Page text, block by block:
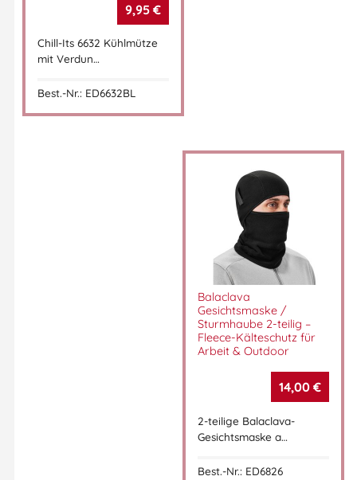
9,95 €
Chill-Its 6632 Kühlmütze
mit Verdun…
Best.-Nr.: ED6632BL
Balaclava
Gesichtsmaske /
Sturmhaube 2-teilig –
Fleece-Kälteschutz für
Arbeit & Outdoor
14,00 €
2-teilige Balaclava-
Gesichtsmaske a…
Best.-Nr.: ED6826